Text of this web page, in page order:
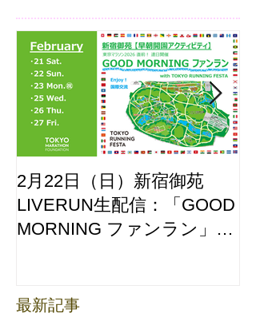
2月22日（日）新宿御苑
LIVERUN生配信：「GOOD
MORNING ファンラン」
最新記事